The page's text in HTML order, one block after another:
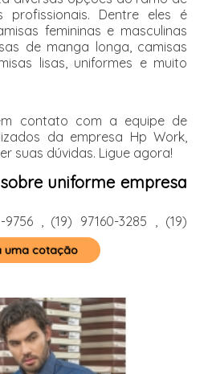
profissionais. Dentre eles é
femininas e masculinas
de manga longa, camisas
lisas, uniformes e muito
contato com a equipe de
da empresa Hp Work,
suas dúvidas. Ligue agora!
uniforme empresa
9756, (19) 97160-3285 , (19)
uma cotação